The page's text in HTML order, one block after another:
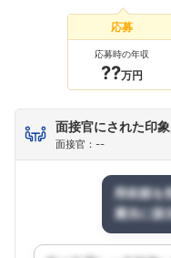
応募
応募時の年収
??万円
面接官にされた印
面接官：--